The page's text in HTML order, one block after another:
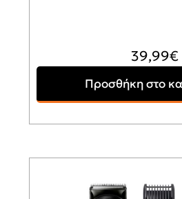
39,99€
Προσθήκη στο